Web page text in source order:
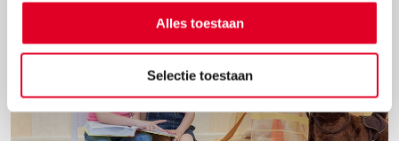
Alles toestaan
Selectie toestaan